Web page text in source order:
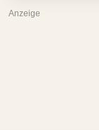
Anzeige